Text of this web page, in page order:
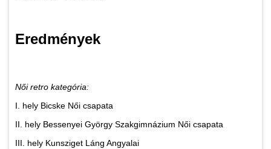
Eredmények
Női retro kategória:
I. hely Bicske Női csapata
II. hely Bessenyei György Szakgimnázium Női csapata
III. hely Kunsziget Láng Angyalai